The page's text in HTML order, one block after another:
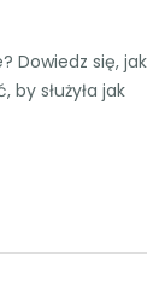
Dowiedz się, jak
służyła jak